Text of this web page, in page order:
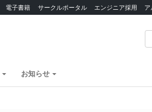
電子書籍 サークルポータル エンジニア採用
お知らせ